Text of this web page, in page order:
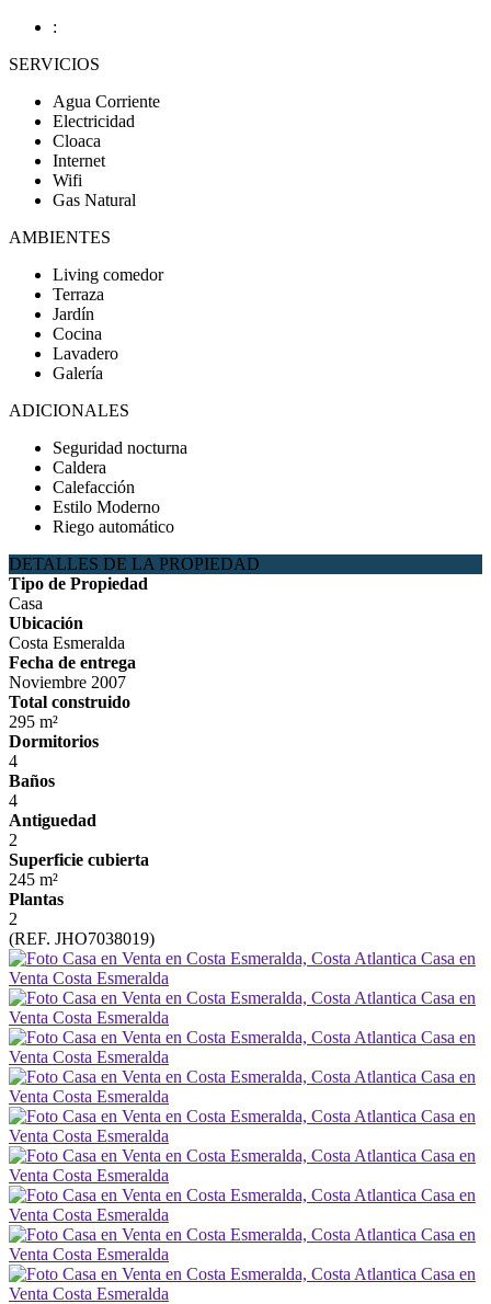
:
SERVICIOS
Agua Corriente
Electricidad
Cloaca
Internet
Wifi
Gas Natural
AMBIENTES
Living comedor
Terraza
Jardín
Cocina
Lavadero
Galería
ADICIONALES
Seguridad nocturna
Caldera
Calefacción
Estilo Moderno
Riego automático
DETALLES DE LA PROPIEDAD
Tipo de Propiedad
Casa
Ubicación
Costa Esmeralda
Fecha de entrega
Noviembre 2007
Total construido
295 m²
Dormitorios
4
Baños
4
Antiguedad
2
Superficie cubierta
245 m²
Plantas
2
(REF. JHO7038019)